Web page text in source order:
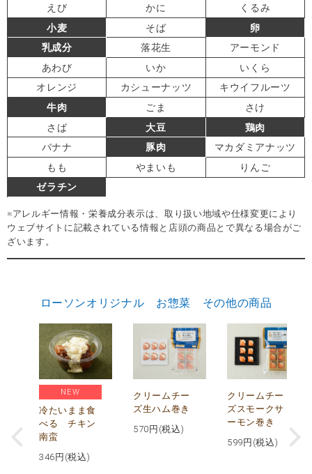
えび かに
くるみ
小麦
そば
卵
乳成分
落花生
アーモンド
あわび
いか
いくら
オレンジ
カシューナッツ
キウイフルーツ
牛肉
ごま
さけ
さば
大豆
鶏肉
バナナ
豚肉
マカダミアナッツ
もも
やまいも
りんご
ゼラチン
※アレルギー情報・栄養成分表示は、取り扱い地域や仕様変更により
ウェブサイトに記載されている情報と店頭の商品とで異なる場合がご
ざいます。
ローソンオリジナル お惣菜 その他の商品
NEW
冷たいまま食
べる チキン
南蛮
346 円(税込)
クリームチー
ズ生ハム巻き
570 円(税込)
クリームチー
ズスモークサ
ーモン巻き
599 円(税込)